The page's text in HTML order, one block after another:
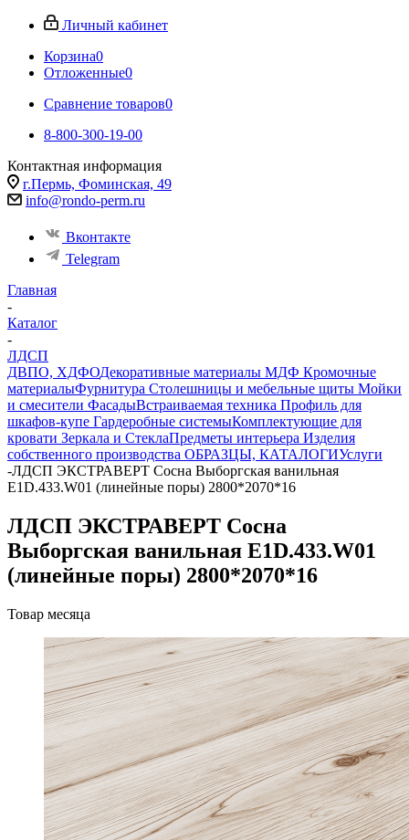
Личный кабинет
Корзина0
Отложенные0
Сравнение товаров0
8-800-300-19-00
Контактная информация
г.Пермь, Фоминская, 49
info@rondo-perm.ru
Вконтакте
Telegram
Главная
-
Каталог
-
ЛДСП
ДВПО, ХДФОДекоративные материалы МДФ Кромочные
материалыФурнитура Столешницы и мебельные щиты Мойки
и смесители ФасадыВстраиваемая техника Профиль для
шкафов-купе Гардеробные системыКомплектующие для
кровати Зеркала и СтеклаПредметы интерьера Изделия
собственного производства ОБРАЗЦЫ, КАТАЛОГИУслуги
-ЛДСП ЭКСТРАВЕРТ Сосна Выборгская ванильная
Е1D.433.W01 (линейные поры) 2800*2070*16
ЛДСП ЭКСТРАВЕРТ Сосна
Выборгская ванильная Е1D.433.W01
(линейные поры) 2800*2070*16
Товар месяца